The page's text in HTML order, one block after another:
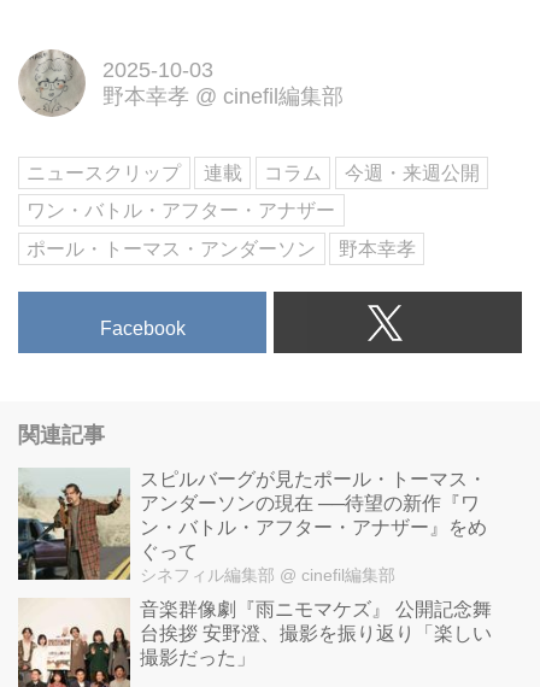
レオナルド・ディカプリオ×監
ダーソン。逃げても逃げても逃げ
場がない――怒涛のチェイス・エ
ンターテイメント！
2025-10-03
野本幸孝 @ cinefil編集部
ニュースクリップ 連載 コラム
今週・来週公開
ワン・バトル・アフター・アナザー
ポール・トーマス・アンダーソン
野本幸孝
Facebook
関連記事
スピルバーグが見たポール・トーマス・
アンダーソンの現在 ──待望の新作『ワ
ン・バトル・アフター・アナザー』をめ
ぐって
シネフィル編集部 @ cinefil編集部
音楽群像劇『雨ニモマケズ』 公開記念舞
台挨拶 安野澄、撮影を振り返り「楽しい
撮影だった」